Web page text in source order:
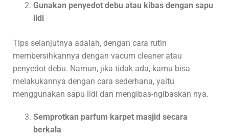
Gunakan penyedot debu atau kibas dengan sapu
lidi
Tips selanjutnya adalah, dengan cara rutin
membersihkannya dengan vacum cleaner atau
penyedot debu. Namun, jika tidak ada, kamu bisa
melakukannya dengan cara sederhana, yaitu
menggunakan sapu lidi dan mengibas-ngibaskan nya.
Semprotkan parfum karpet masjid secara
berkala